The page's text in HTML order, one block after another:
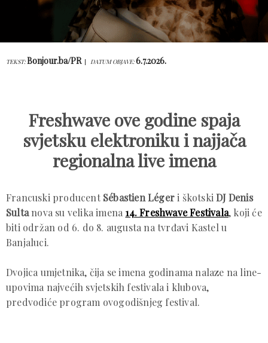
TEKST:Bonjour.ba/PR DATUM OBJAVE:6.7.2026.
Freshwave ove godine spaja
svjetsku elektroniku i najjača
regionalna live imena
Francuski producent Sébastien Légeri škotskiDJ Denis
Sultanova su velika imena 14. Freshwave Festivala, koji će
biti održan od 6. do 8. augusta na tvrđavi Kastel u
Banjaluci.
Dvojica umjetnika, čija se imena godinama nalaze na line-
upovima najvećih svjetskih festivala i klubova,
predvodiće program ovogodišnjeg festival.